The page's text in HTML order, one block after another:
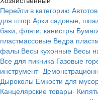
Перейти в категорию
для штор Арки садовые,
баки, фляги, канистры
пластмассовые Ведра
фалы Весы кухонные Весы
Все для пикника Газовые
инструмент-
Дыроколы Емкости для
Канцелярские товары-